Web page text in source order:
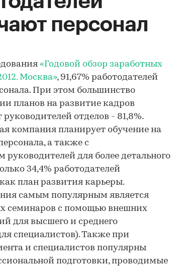
персонал
«Годовой обзор заработных
Москва», 91,67% работодателей
При этом большинство
планов на развитие кадров
отделов - 81,8%.
компания планирует обучение на
а также с
для более детального
34,4% работодателей
план развития карьеры.
самым популярным является
семинаров с помощью внешних
для высшего и среднего
специалистов). Также при
и специалистов популярны
подготовки, проводимые